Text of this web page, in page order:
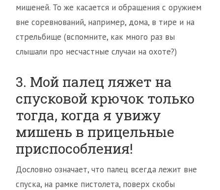
мишеней. То же касается и обращения с оружием
вне соревнований, например, дома, в тире и на
стрельбище (вспомните, как много раз вы
слышали про несчастные случаи на охоте?)
3. Мой палец ляжет на
спусковой крючок только
тогда, когда я увижу
мишень в прицельные
приспособления!
Дословно означает, что палец всегда лежит вне
спуска, на рамке пистолета, поверх скобы